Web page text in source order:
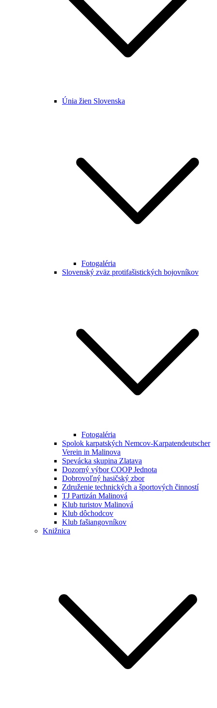
Únia žien Slovenska
Fotogaléria
Slovenský zväz protifašistických bojovníkov
Fotogaléria
Spolok karpatských Nemcov-Karpatendeutscher
Verein in Malinova
Spevácka skupina Zlatava
Dozorný výbor COOP Jednota
Dobrovoľný hasičský zbor
Združenie technických a športových činností
TJ Partizán Malinová
Klub turistov Malinová
Klub dôchodcov
Klub fašiangovníkov
Knižnica